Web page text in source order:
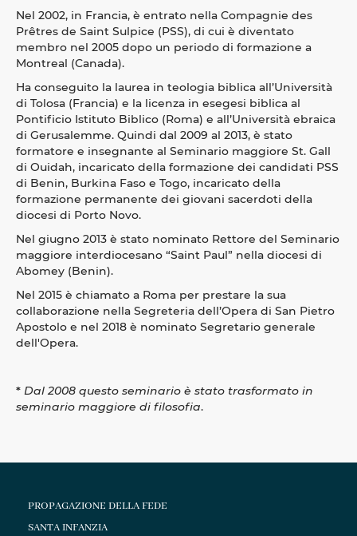
Nel 2002, in Francia, è entrato nella Compagnie des
Prêtres de Saint Sulpice (PSS), di cui è diventato
membro nel 2005 dopo un periodo di formazione a
Montreal (Canada).
Ha conseguito la laurea in teologia biblica all’Università
di Tolosa (Francia) e la licenza in esegesi biblica al
Pontificio Istituto Biblico (Roma) e all’Università ebraica
di Gerusalemme. Quindi dal 2009 al 2013, è stato
formatore e insegnante al Seminario maggiore St. Gall
di Ouidah, incaricato della formazione dei candidati PSS
di Benin, Burkina Faso e Togo, incaricato della
formazione permanente dei giovani sacerdoti della
diocesi di Porto Novo.
Nel giugno 2013 è stato nominato Rettore del Seminario
maggiore interdiocesano “Saint Paul” nella diocesi di
Abomey (Benin).
Nel 2015 è chiamato a Roma per prestare la sua
collaborazione nella Segreteria dell’Opera di San Pietro
Apostolo e nel 2018 è nominato Segretario generale
dell'Opera.
* Dal 2008 questo seminario è stato trasformato in
seminario maggiore di filosofia.
PROPAGAZIONE DELLA FEDE
SANTA INFANZIA